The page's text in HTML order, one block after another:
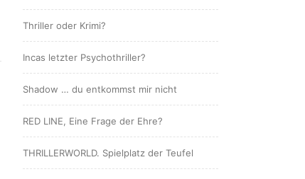
Thriller oder Krimi?
Incas letzter Psychothriller?
Shadow … du entkommst mir nicht
RED LINE, Eine Frage der Ehre?
THRILLERWORLD. Spielplatz der Teufel